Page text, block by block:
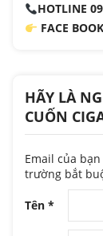
HOTLINE
FACE
HÃY LÀ
CUỐN
Email của
trường bắt
Tên *